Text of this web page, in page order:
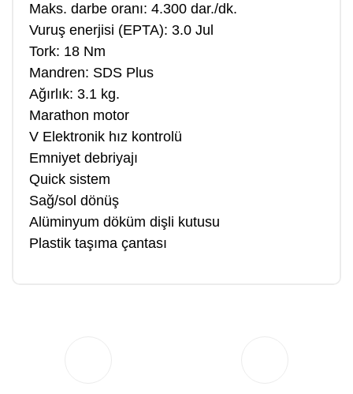
Maks. darbe oranı: 4.300 dar./dk.
Vuruş enerjisi (EPTA): 3.0 Jul
Tork: 18 Nm
Mandren: SDS Plus
Ağırlık: 3.1 kg.
Marathon motor
V Elektronik hız kontrolü
Emniyet debriyajı
Quick sistem
Sağ/sol dönüş
Alüminyum döküm dişli kutusu
Plastik taşıma çantası